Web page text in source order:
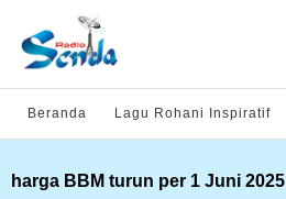
Beranda Lagu Rohani Inspiratif
harga BBM turun per 1 Juni 2025